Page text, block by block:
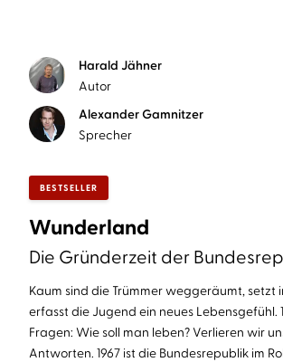
Harald Jähner
Autor
Alexander Gamnitzer
Sprecher
BESTSELLER
Wunderland
Die Gründerzeit der
Kaum sind die Trümmer weggeräumt, setzt
erfasst die Jugend ein neues
Fragen: Wie soll man leben? Verlieren wir
Antworten. 1967 ist die Bundesrepublik im